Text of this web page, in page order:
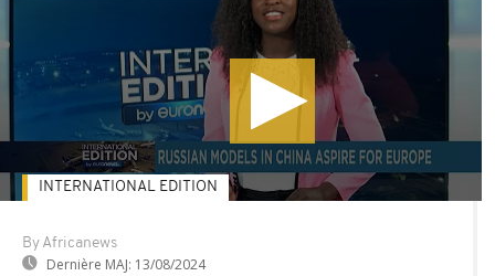
By Africanews
Dernière MAJ: 13/08/2024
INTERNATIONAL EDITION